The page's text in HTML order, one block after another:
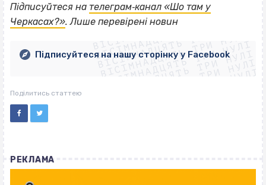
Підписуйтеся на телеграм‐канал «Шо там у
Черкасах?». Лише перевірені новин
ВІСІМНАДЦЯТЬ ТРИ НУЛІ
ВІСІМНАДЦЯТЬ ТРИ НУЛІ
ВІСІМНАДЦЯТЬ ТРИ НУЛІ
ВІСІМНАДЦЯТЬ ТРИ НУЛІ
ВІСІМНАДЦЯТЬ ТРИ НУЛІ
ВІСІМНАДЦЯТЬ ТРИ НУЛІ
ВІСІМНАДЦЯТЬ ТРИ НУЛІ
ВІСІМНАДЦЯТЬ ТРИ НУЛІ
Підписуйтеся на нашу сторінку у Facebook
Поділитись статтею
РЕКЛАМА